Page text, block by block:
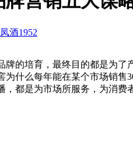
酒1952
牌的培育，最终目的都是为
什么每年能在某个市场销
都是为市场所服务，为消